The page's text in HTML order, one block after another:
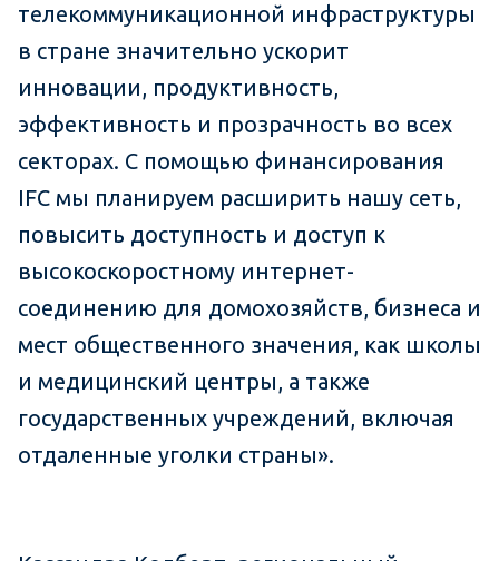
телекоммуникационной инфраструктуры
в стране значительно ускорит
инновации, продуктивность,
эффективность и прозрачность во всех
секторах. С помощью финансирования
IFC мы планируем расширить нашу сеть,
повысить доступность и доступ к
высокоскоростному интернет-
соединению для домохозяйств, бизнеса и
мест общественного значения, как школы
и медицинский центры, а также
государственных учреждений, включая
отдаленные уголки страны».